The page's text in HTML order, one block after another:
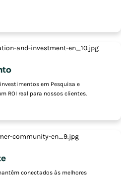
em Pesquisa e
ROI real para nossos clientes.
conectados às melhores